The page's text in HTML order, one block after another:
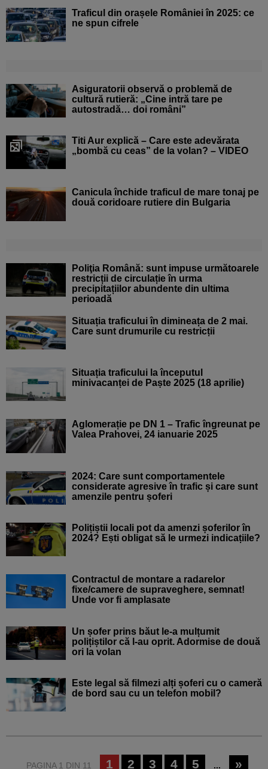
Traficul din orașele României în 2025: ce
ne spun cifrele
Asiguratorii observă o problemă de
cultură rutieră: „Cine intră tare pe
autostradă… doi români”
Titi Aur explică – Care este adevărata
„bombă cu ceas” de la volan? – VIDEO
Canicula închide traficul de mare tonaj pe
două coridoare rutiere din Bulgaria
Poliţia Română: sunt impuse următoarele
restricții de circulație în urma
precipitațiilor abundente din ultima
perioadă
Situația traficului în dimineața de 2 mai.
Care sunt drumurile cu restricții
Situația traficului la începutul
minivacanței de Paște 2025 (18 aprilie)
Aglomerație pe DN 1 – Trafic îngreunat pe
Valea Prahovei, 24 ianuarie 2025
2024: Care sunt comportamentele
considerate agresive în trafic și care sunt
amenzile pentru șoferi
Polițiștii locali pot da amenzi șoferilor în
2024? Ești obligat să le urmezi indicațiile?
Contractul de montare a radarelor
fixe/camere de supraveghere, semnat!
Unde vor fi amplasate
Un șofer prins băut le-a mulțumit
polițiștilor că l-au oprit. Adormise de două
ori la volan
Este legal să filmezi alți șoferi cu o cameră
de bord sau cu un telefon mobil?
PAGINA 1 DIN 11 1 2 3 4 5 ... »